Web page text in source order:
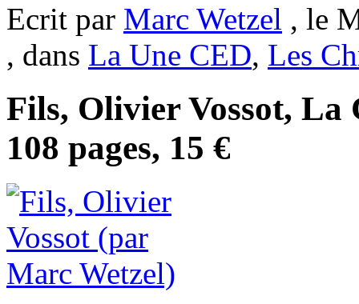
Ecrit par Marc Wetzel , le
, dans La Une CED, Les
Fils, Olivier Vossot, La
108 pages, 15 €